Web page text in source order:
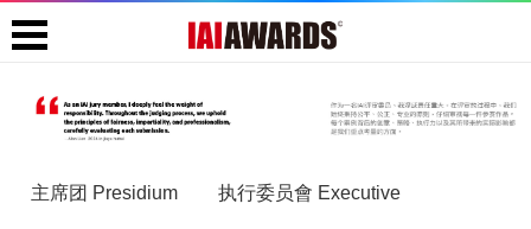
主席团 Presidium 执行委员會 Executive